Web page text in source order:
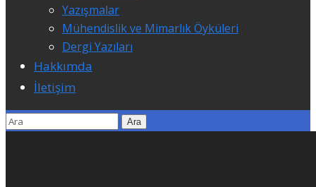
Yazışmalar
Mühendislik ve Mimarlık Öyküleri
Dergi Yazıları
Hakkımda
İletişim